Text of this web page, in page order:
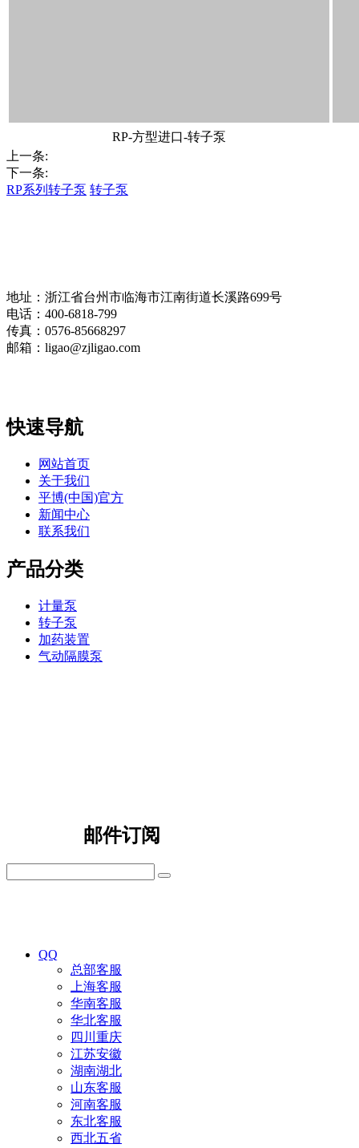
RP-方型进口-转子泵
上一条:
下一条:
RP系列转子泵 转子泵
地址：浙江省台州市临海市江南街道长溪路699号
电话：400-6818-799
传真：0576-85668297
邮箱：ligao@zjligao.com
快速导航
网站首页
关于我们
平博(中国)官方
新闻中心
联系我们
产品分类
计量泵
转子泵
加药装置
气动隔膜泵
邮件订阅
QQ
总部客服
上海客服
华南客服
华北客服
四川重庆
江苏安徽
湖南湖北
山东客服
河南客服
东北客服
西北五省